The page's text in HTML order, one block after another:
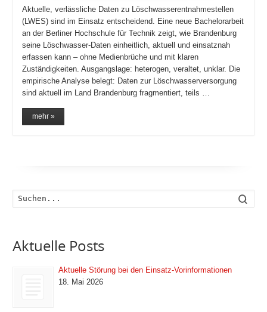
Aktuelle, verlässliche Daten zu Löschwasserentnahmestellen
(LWES) sind im Einsatz entscheidend. Eine neue Bachelorarbeit
an der Berliner Hochschule für Technik zeigt, wie Brandenburg
seine Löschwasser-Daten einheitlich, aktuell und einsatznah
erfassen kann – ohne Medienbrüche und mit klaren
Zuständigkeiten. Ausgangslage: heterogen, veraltet, unklar. Die
empirische Analyse belegt: Daten zur Löschwasserversorgung
sind aktuell im Land Brandenburg fragmentiert, teils …
mehr »
Aktuelle Posts
Aktuelle Störung bei den Einsatz-Vorinformationen
18. Mai 2026